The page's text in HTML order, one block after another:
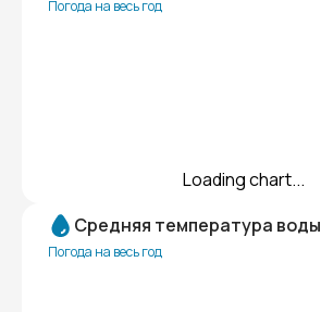
Погода на весь год
Loading chart...
Средняя температура воды
Погода на весь год